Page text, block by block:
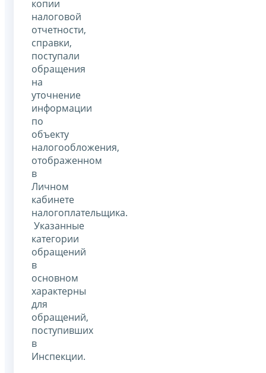
копии
налоговой
отчетности,
справки,
поступали
обращения
на
уточнение
информации
по
объекту
налогообложения,
отображенном
в
Личном
кабинете
налогоплательщика.
Указанные
категории
обращений
в
основном
характерны
для
обращений,
поступивших
в
Инспекции.